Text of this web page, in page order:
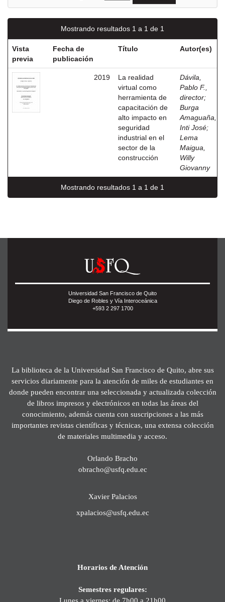
Mostrando resultados 1 a 1 de 1
Vista
previa
Fecha de
publicación
Título Autor(es)
2019
La realidad
virtual como
herramienta de
capacitación de
alto impacto en
seguridad
industrial en el
sector de la
construcción
Dávila,
Pablo F.,
director;
Burga
Amaguaña,
Inti José;
Lema
Maigua,
Willy
Giovanny
Mostrando resultados 1 a 1 de 1
Universidad San Francisco de Quito
Diego de Robles y Vía Interoceánica
+593 2 297 1700
La biblioteca de la Universidad San Francisco de Quito, abre sus
servicios diariamente para la atención de miles de estudiantes en
donde pueden encontrar una seleccionada y actualizada colección
de libros impresos y electrónicos en todas las áreas del
conocimiento, además cuenta con suscripciones a las más
importantes revistas científicas y técnicas, una extensa colección
de materiales multimedia y acceso.
Orlando Bracho
obracho@usfq.edu.ec
Xavier Palacios
xpalacios@usfq.edu.ec
Horarios de Atención
Semestres regulares:
Lunes a viernes: de 7h00 a 21h00